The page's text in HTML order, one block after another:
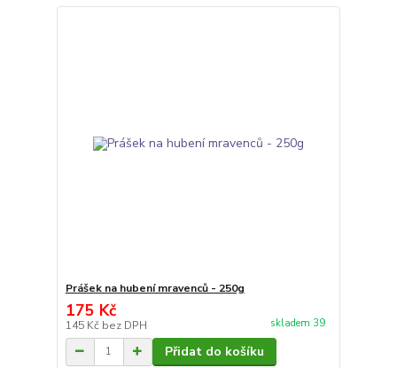
Prášek na hubení mravenců - 250g
175 Kč
145 Kč bez DPH skladem 39
Přidat do košíku